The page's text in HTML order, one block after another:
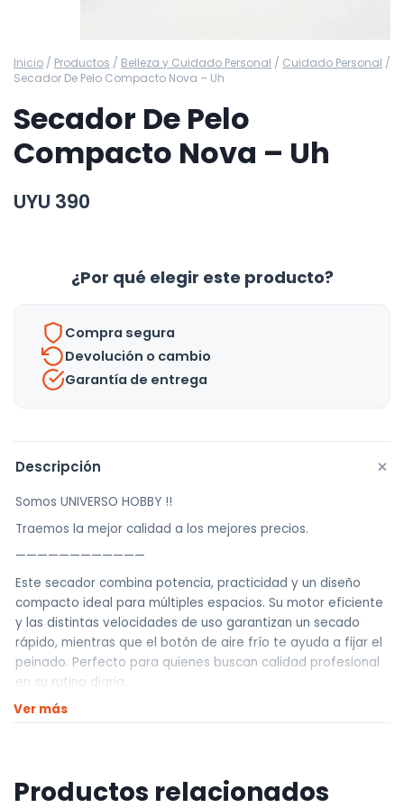
Inicio / Productos / Belleza y Cuidado Personal / Cuidado Personal /
Secador De Pelo Compacto Nova – Uh
Secador De Pelo
Compacto Nova – Uh
UYU 390
¿Por qué elegir este producto?
Compra segura
Devolución o cambio
Garantía de entrega
Descripción +
Somos UNIVERSO HOBBY !!
Traemos la mejor calidad a los mejores precios.
————————————
Este secador combina potencia, practicidad y un diseño
compacto ideal para múltiples espacios. Su motor eficiente
y las distintas velocidades de uso garantizan un secado
rápido, mientras que el botón de aire frío te ayuda a fijar el
peinado. Perfecto para quienes buscan calidad profesional
en su rutina diaria.
¡Llevá el tuyo hoy mismo!
Envíos dentro de Montevideo por Mercado de envíos.
Ver más
Productos relacionados